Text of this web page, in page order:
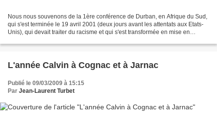
Nous nous souvenons de la 1ère conférence de Durban, en Afrique du Sud,
qui s'est terminée le 19 avril 2001 (deux jours avant les attentats aux Etats-
Unis), qui devait traiter du racisme et qui s'est transformée en mise en
L'année Calvin à Cognac et à Jarnac
Publié le 09/03/2009 à 15:15
Par Jean-Laurent Turbet